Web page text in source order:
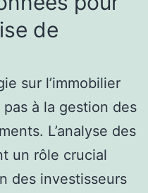
de
sur l’immobilier
à la gestion des
L’analyse des
un rôle crucial
des investisseurs